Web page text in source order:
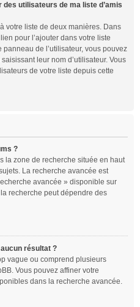
utilisateurs de ma liste d’amis
votre liste de deux manières. Dans
pour l’ajouter dans votre liste
panneau de l’utilisateur, vous pouvez
leur nom d’utilisateur. Vous
de votre liste depuis cette
?
la zone de recherche située en haut
La recherche avancée est
avancée » disponible sur
recherche peut dépendre des
résultat ?
vague ou comprend plusieurs
Vous pouvez affiner votre
dans la recherche avancée.